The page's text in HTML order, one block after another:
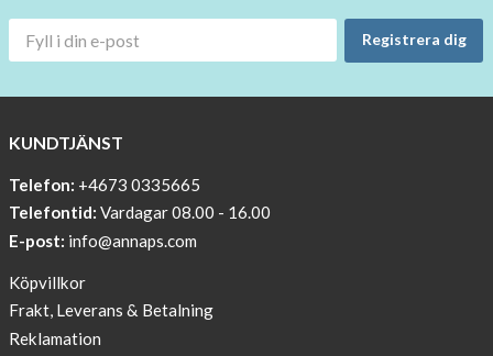
!!!!
PRINT
undisturbed
Blogger
on
AnnaPS.com
Registrera dig
KUNDTJÄNST
Telefon: +4673 0335665
Telefontid: Vardagar 08.00 - 16.00
E-post: info@annaps.com
Köpvillkor
Frakt, Leverans & Betalning
Reklamation